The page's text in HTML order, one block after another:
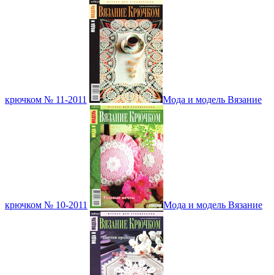
крючком № 11-2011 Мода и модель Вязание
крючком № 10-2011 Мода и модель Вязание